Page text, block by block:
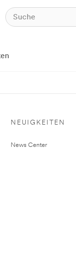
NEUIGKEITEN
News Center